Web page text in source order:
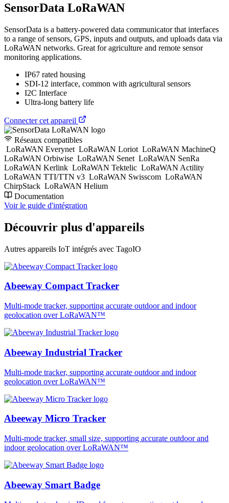
SensorData LoRaWAN
SensorData is a battery-powered data communicator that interfaces
to a range of sensors, GPS, inputs and outputs, and uploads data via
LoRaWAN networks. Great for agriculture and remote sensor
monitoring applications.
IP67 rated housing
SDI-12 interface, common with agricultural sensors
I2C Interface
Ultra-long battery life
Connecter cet appareil
Réseaux compatibles
LoRaWAN Everynet LoRaWAN Loriot LoRaWAN MachineQ
LoRaWAN Orbiwise LoRaWAN Senet LoRaWAN SenRa
LoRaWAN Kerlink LoRaWAN Tektelic LoRaWAN Actility
LoRaWAN TTI/TTN v3 LoRaWAN Swisscom LoRaWAN
ChirpStack LoRaWAN Helium
Documentation
Voir le guide d'intégration
Découvrir plus d'appareils
Autres appareils IoT intégrés avec TagoIO
Abeeway Compact Tracker
Multi-mode tracker, supporting accurate outdoor and indoor
geolocation over LoRaWAN™
Abeeway Industrial Tracker
Multi-mode tracker, supporting accurate outdoor and indoor
geolocation over LoRaWAN™
Abeeway Micro Tracker
Multi-mode tracker, small size, supporting accurate outdoor and
indoor geolocation over LoRaWAN™
Abeeway Smart Badge